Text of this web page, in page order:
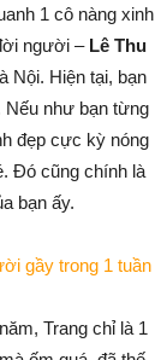
1 cô nàng xinh
người – Lê Thu
Nội. Hiện tại, bạn
Nếu như bạn từng
đẹp cực kỳ nóng
Đó cũng chính là
bạn ấy.
gầy trong 1 tuần
Trang chỉ là 1